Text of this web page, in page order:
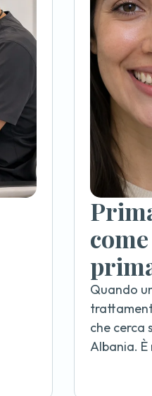
Quando
che cerca
Albania.